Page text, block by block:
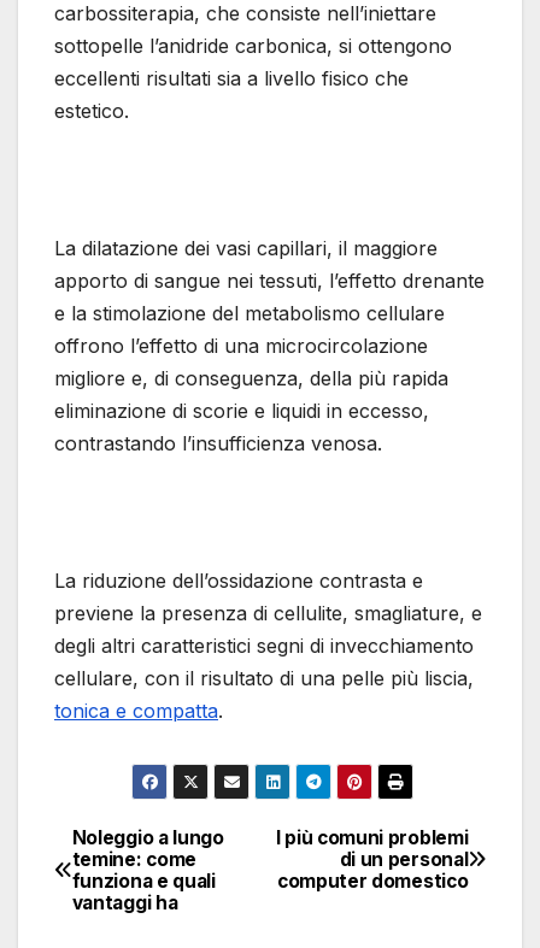
carbossiterapia, che consiste nell’iniettare
sottopelle l’anidride carbonica, si ottengono
eccellenti risultati sia a livello fisico che
estetico.
La dilatazione dei vasi capillari, il maggiore
apporto di sangue nei tessuti, l’effetto drenante
e la stimolazione del metabolismo cellulare
offrono l’effetto di una microcircolazione
migliore e, di conseguenza, della più rapida
eliminazione di scorie e liquidi in eccesso,
contrastando l’insufficienza venosa.
La riduzione dell’ossidazione contrasta e
previene la presenza di cellulite, smagliature, e
degli altri caratteristici segni di invecchiamento
cellulare, con il risultato di una pelle più liscia,
tonica e compatta.
Navigazione
articoli
I più comuni problemi
di un personal
computer domestico
Noleggio a lungo
temine: come
funziona e quali
vantaggi ha